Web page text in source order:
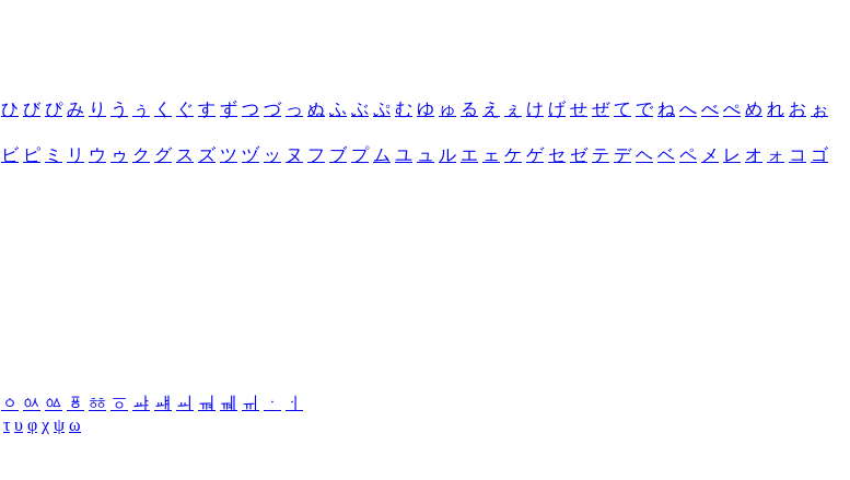
ひ び ぴ み り う ぅ く ぐ す ず つ づ っ ぬ ふ ぶ ぷ む ゆ ゅ る え ぇ け げ せ ぜ て で ね へ べ ぺ め れ お ぉ
ビ ピ ミ リ ウ ゥ ク グ ス ズ ツ ヅ ッ ヌ フ ブ プ ム ユ ュ ル エ ェ ケ ゲ セ ゼ テ デ ヘ ベ ペ メ レ オ ォ コ ゴ
ㆁ ㆂ ㆃ ㆄ ㆅ ㆆ ㆇ ㆈ ㆉ ㆊ ㆋ ㆌ ㆍ
ㆎ
τ υ φ χ ψ ω